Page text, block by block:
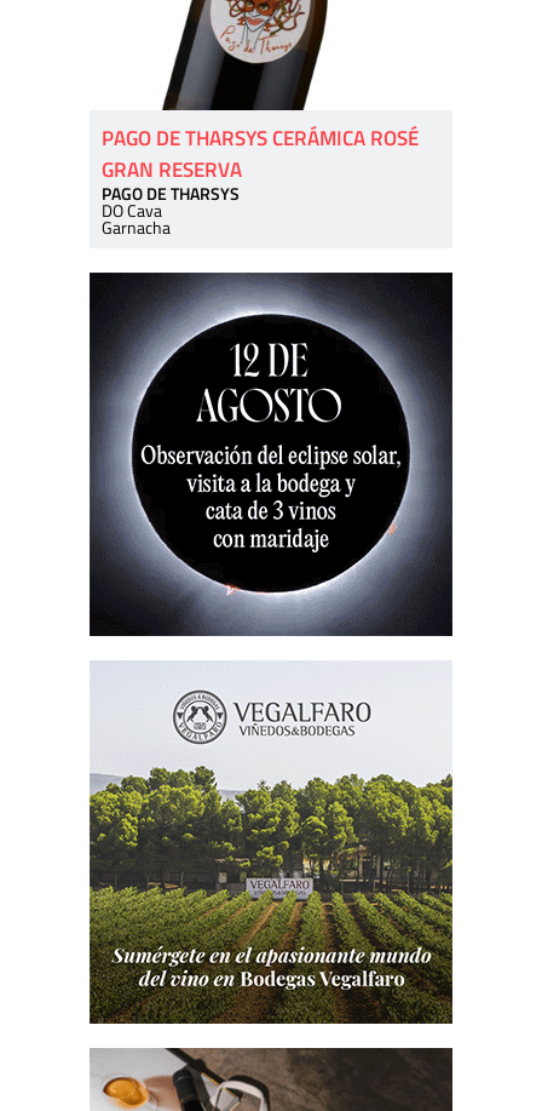
PAGO DE THARSYS CERÁMICA ROSÉ
GRAN RESERVA
PAGO DE THARSYS
DO Cava
Garnacha